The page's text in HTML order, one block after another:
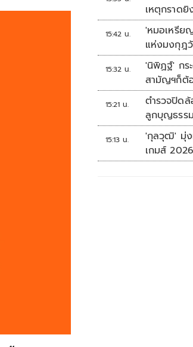
เหตุกราด
ด่านตรวจเ
15:42 น.
'หมอเหรีย
แห่งมงกุฎ
ปลอดภัยภ
15:32 น.
'นิพิฏฐ์' กร
สามัญฯก็ต้
เสียชีวิตเพิ่
15:21 น.
ตำรวจปิด
ลูกบุญธรร
15:13 น.
'กุลวุฒิ' มุ่ง
เกมส์
เหรียญแน่